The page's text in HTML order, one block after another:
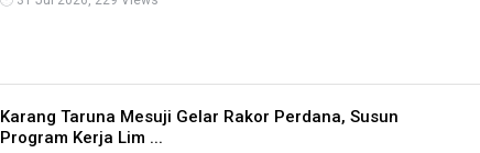
Karang Taruna Mesuji Gelar Rakor Perdana, Susun
Program Kerja Lim ...